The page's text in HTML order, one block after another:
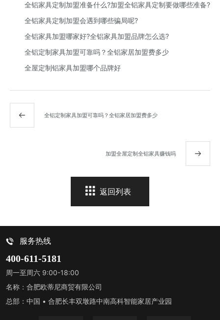
全铝家具定制加盟准备什么?加盟全铝家具定制要做哪些准备?
全铝家具定制加盟会遇到哪些骗局呢?
全铝家具加盟哪家好?全铝家具加盟品牌怎么选?
全铝定制家具加盟可靠吗？全铝家居加盟费多少
全屋定制铝家具加盟哪个品牌好
全铝定制家具加盟可靠吗？全铝家居加盟费多少
加盟全屋定制全铝家具赚钱吗
返回列表
服务热线
400-611-5181
周一至周六 9:00-18:00
名称：合肥欧蒂尼商贸有限公司
总部：中国 • 合肥长丰双墩路中南高科智能家居产业园